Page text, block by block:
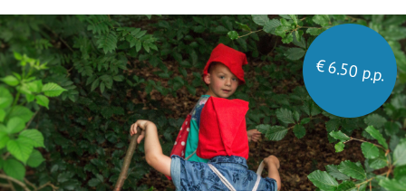
€ 6.50 p.p.